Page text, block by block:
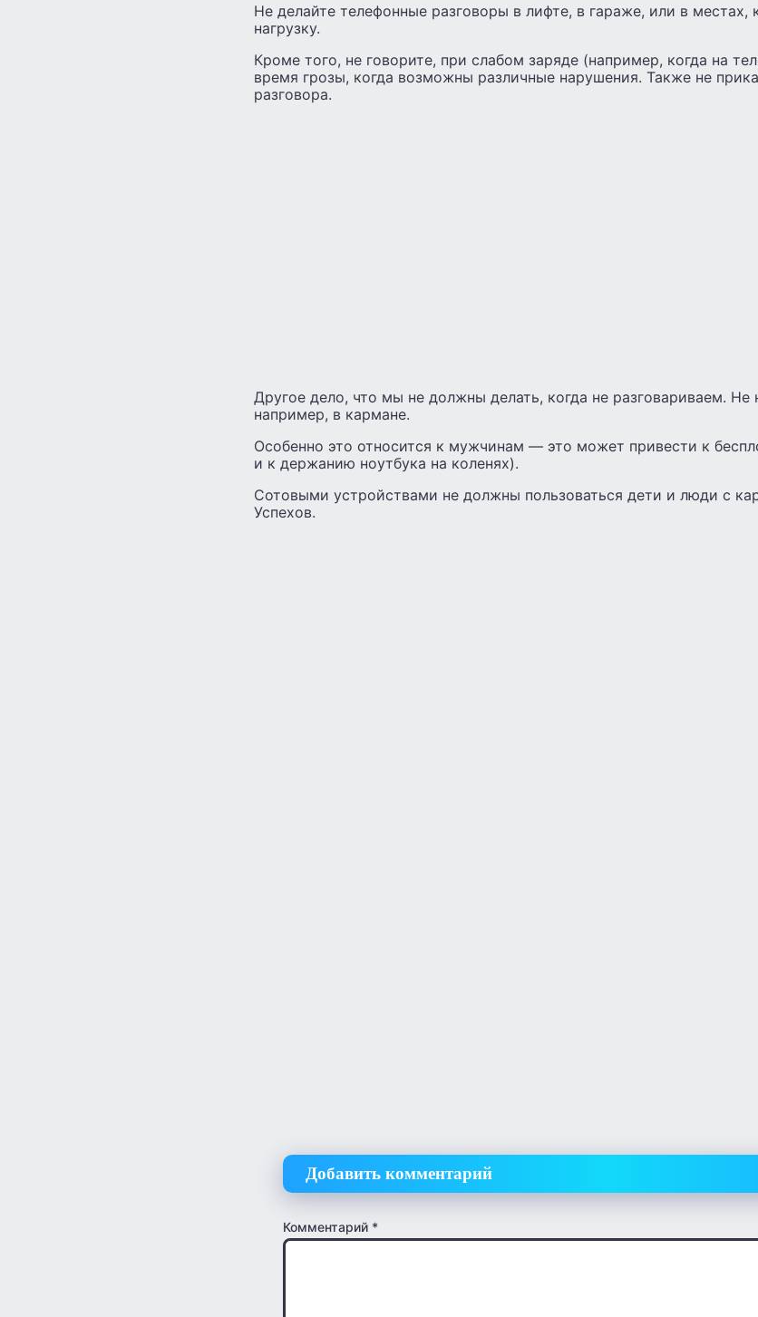
Не делайте телефонные разговоры в лифте, в гараже, или в местах,
нагрузку.
Кроме того, не говорите, при слабом заряде (например, когда на
время грозы, когда возможны различные нарушения. Также не
разговора.
Другое дело, что мы не должны делать, когда не разговариваем. Не
например, в кармане.
Особенно это относится к мужчинам — это может привести к
и к держанию ноутбука на коленях).
Сотовыми устройствами не должны пользоваться дети и люди с
Успехов.
Добавить комментарий
Комментарий *